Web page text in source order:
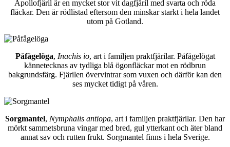
Apollofjäril är en mycket stor vit dagfjäril med svarta och röda
fläckar. Den är rödlistad eftersom den minskar starkt i hela landet
utom på Gotland.
Påfågelöga, Inachis io, art i familjen praktfjärilar. Påfågelögat
kännetecknas av tydliga blå ögonfläckar mot en rödbrun
bakgrundsfärg. Fjärilen övervintrar som vuxen och därför kan den
ses mycket tidigt på våren.
Sorgmantel, Nymphalis antiopa, art i familjen praktfjärilar. Den har
mörkt sammetsbruna vingar med bred, gul ytterkant och äter bland
annat sav och rutten frukt. Sorgmantel finns i hela Sverige.